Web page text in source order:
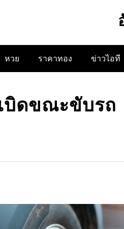
หวย ราคาทอง ข่าวไอที
บิดขณะขับรถ